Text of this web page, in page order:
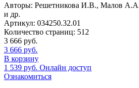
Авторы: Решетникова И.В., Малов
и др.
Артикул: 034250.32.01
Количество страниц: 512
3 666 руб.
3 666 руб.
В корзину
1 539 руб. Онлайн доступ
Ознакомиться